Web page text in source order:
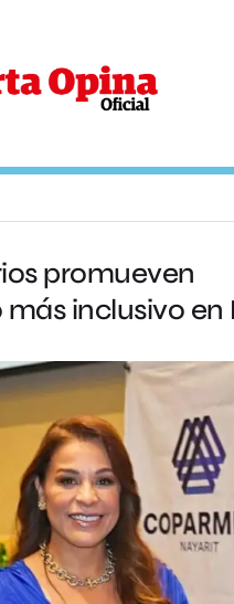
promueven
más inclusivo en